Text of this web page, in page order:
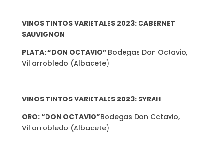
VINOS TINTOS VARIETALES 2023: CABERNET
SAUVIGNON
PLATA: “DON OCTAVIO” Bodegas Don Octavio,
Villarrobledo (Albacete)
VINOS TINTOS VARIETALES 2023: SYRAH
ORO: “DON OCTAVIO”Bodegas Don Octavio,
Villarrobledo (Albacete)